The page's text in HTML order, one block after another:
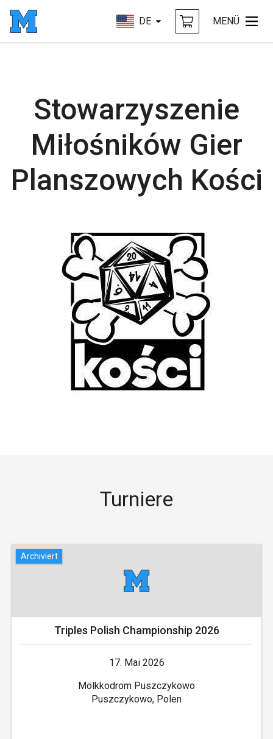
DE MENÜ
Stowarzyszenie
Miłośników Gier
Planszowych Kości
Turniere
Archiviert
Triples Polish Championship 2026
17. Mai 2026
Mölkkodrom Puszczykowo
Puszczykowo, Polen